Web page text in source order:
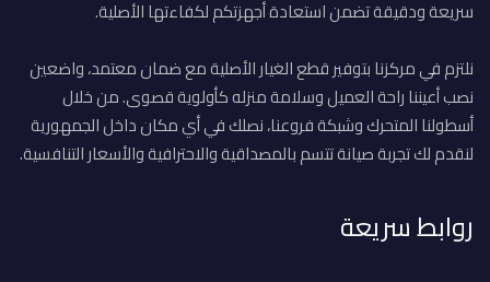
سريعة ودقيقة تضمن استعادة أجهزتكم لكفاءتها الأصلية.
نلتزم في مركزنا بتوفير قطع الغيار الأصلية مع ضمان معتمد، واضعين
نصب أعيننا راحة العميل وسلامة منزله كأولوية قصوى. من خلال
أسطولنا المتحرك وشبكة فروعنا، نصلك في أي مكان داخل الجمهورية
لنقدم لك تجربة صيانة تتسم بالمصداقية والاحترافية والأسعار التنافسية.
روابط سريعة